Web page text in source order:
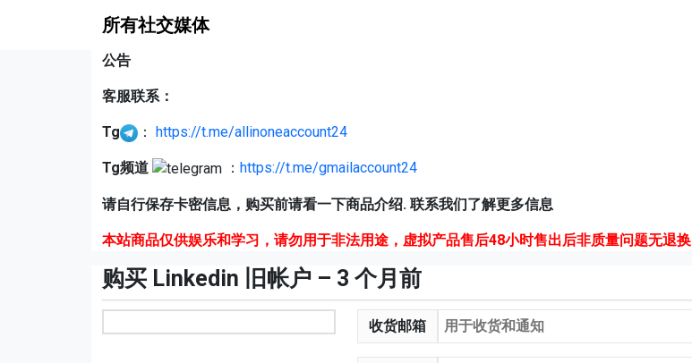
所有社交媒体
公告
客服联系：
Tg ： https://t.me/allinoneaccount24
Tg频道 ： https://t.me/gmailaccount24
请自行保存卡密信息，购买前请看一下商品介绍. 联系我们了解更多信息
本站商品仅供娱乐和学习，请勿用于非法用途，虚拟产品售后48小时售出后非质量问题无退换
购买 Linkedin 旧帐户 – 3 个月前
收货邮箱